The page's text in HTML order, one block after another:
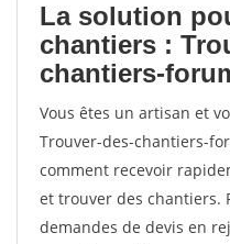
La solution
chantiers :
chantiers-
Vous êtes un artisan et
Trouver-des-chantiers-
comment recevoir
et trouver des chantiers.
demandes de devis en